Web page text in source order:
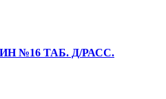
№16 ТАБ. Д/РАСС.